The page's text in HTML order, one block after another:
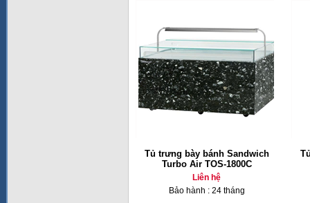
Tủ trưng bày bánh Sandwich
Turbo Air TOS-1800C
Liên hệ
Bảo hành : 24 tháng